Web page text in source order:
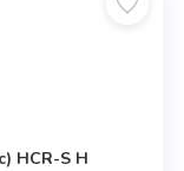
HCR-S H